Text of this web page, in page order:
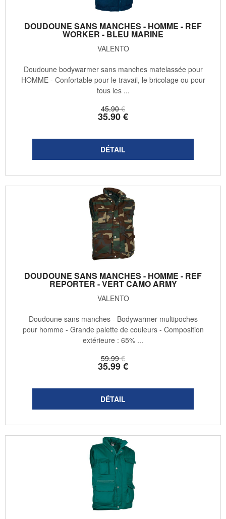
DOUDOUNE SANS MANCHES - HOMME - REF
WORKER - BLEU MARINE
VALENTO
45.90 €
35.90€
Doudoune bodywarmer sans manches matelassée pour
HOMME - Confortable pour le travail, le bricolage ou pour
tous les ...
DOUDOUNE SANS MANCHES - HOMME - REF
REPORTER - VERT CAMO ARMY
VALENTO
59.99 €
35.99€
Doudoune sans manches - Bodywarmer multipoches
pour homme - Grande palette de couleurs - Composition
extérieure : 65% ...